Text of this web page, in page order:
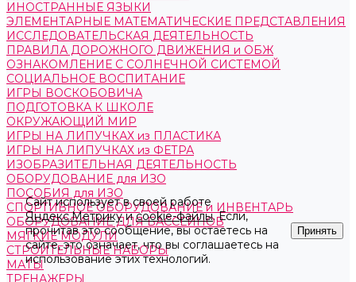
ИНОСТРАННЫЕ ЯЗЫКИ
ЭЛЕМЕНТАРНЫЕ МАТЕМАТИЧЕСКИЕ ПРЕДСТАВЛЕНИЯ
ИССЛЕДОВАТЕЛЬСКАЯ ДЕЯТЕЛЬНОСТЬ
ПРАВИЛА ДОРОЖНОГО ДВИЖЕНИЯ и ОБЖ
ОЗНАКОМЛЕНИЕ С СОЛНЕЧНОЙ СИСТЕМОЙ
СОЦИАЛЬНОЕ ВОСПИТАНИЕ
ИГРЫ ВОСКОБОВИЧА
ПОДГОТОВКА К ШКОЛЕ
ОКРУЖАЮЩИЙ МИР
ИГРЫ НА ЛИПУЧКАХ из ПЛАСТИКА
ИГРЫ НА ЛИПУЧКАХ из ФЕТРА
ИЗОБРАЗИТЕЛЬНАЯ ДЕЯТЕЛЬНОСТЬ
ОБОРУДОВАНИЕ для ИЗО
ПОСОБИЯ для ИЗО
СПОРТИВНОЕ ОБОРУДОВАНИЕ и ИНВЕНТАРЬ
ОБОРУДОВАНИЕ ДЛЯ БАССЕЙНОВ
МЯГКИЕ МОДУЛИ
СТРОИТЕЛЬНЫЕ НАБОРЫ
МАТЫ
ТРЕНАЖЕРЫ
Сайт использует в своей работе
Яндекс.Метрикуиcookie-файлы. Если,
прочитав это сообщение, вы остаетесь на
сайте, это означает, что вы соглашаетесь на
использование этих технологий.
Принять